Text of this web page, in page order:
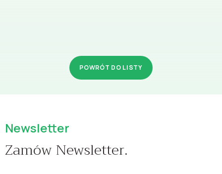
POWRÓT DO LISTY
Newsletter
Zamów Newsletter.